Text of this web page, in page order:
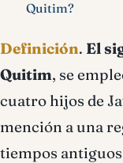
Quitim?
Definición. El
Quitim, se
cuatro hijos de
mención a una
tiempos